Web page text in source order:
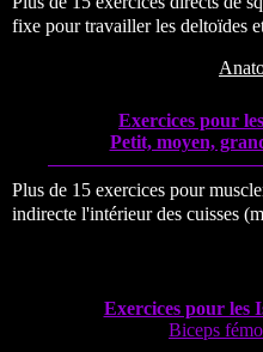
fixe pour travailler les deltoïdes
Exercices pour
Petit, moyen,
Plus de 15 exercices pour
indirecte l'intérieur des cuisses
Exercices pour les
Biceps